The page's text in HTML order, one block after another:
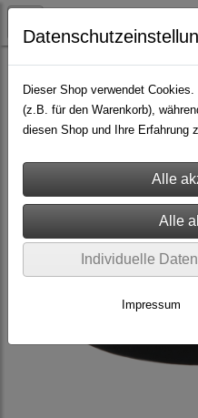
Halsbänder
Dieser Shop verwendet
(z.B. für den Warenkorb),
diesen Shop und Ihre Erfahrung
Individuelle
Impressum